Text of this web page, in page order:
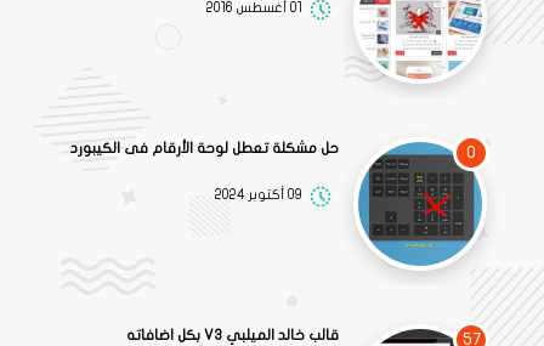
01 أغسطس 2016
0 حل مشكلة تعطل لوحة الأرقام فى الكيبورد
09 أكتوبر 2024
57 قالب خالد الميلبي V3 بكل اضافاته